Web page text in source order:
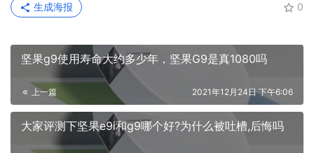
0
生成海报
坚果g9使用寿命大约多少年，坚果G9是真1080吗
上一篇 2021年12月24日 下午6:06
大家评测下坚果e9i和g9哪个好?为什么被吐槽,后悔吗